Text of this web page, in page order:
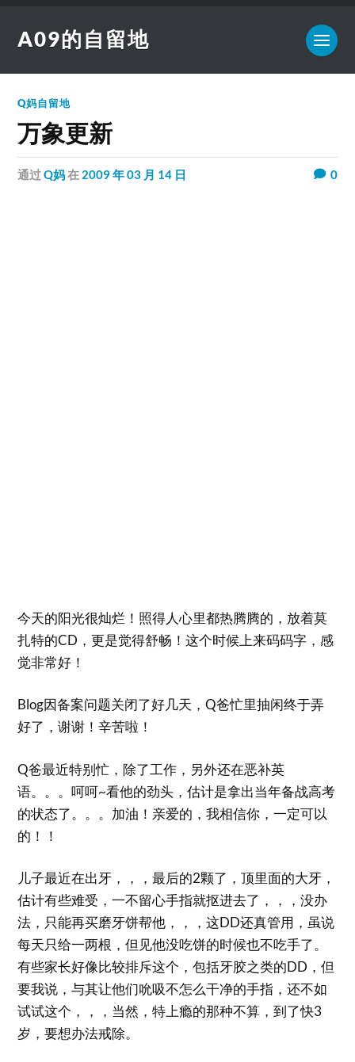
A09的自留地
Q妈自留地
万象更新
通过Q妈在 2009 年 03 月 14 日 0
今天的阳光很灿烂！照得人心里都热腾腾的，放着莫
扎特的CD，更是觉得舒畅！这个时候上来码码字，感
觉非常好！
Blog因备案问题关闭了好几天，Q爸忙里抽闲终于弄
好了，谢谢！辛苦啦！
Q爸最近特别忙，除了工作，另外还在恶补英
语。。。呵呵~看他的劲头，估计是拿出当年备战高考
的状态了。。。加油！亲爱的，我相信你，一定可以
的！！
儿子最近在出牙，，，最后的2颗了，顶里面的大牙，
估计有些难受，一不留心手指就抠进去了，，，没办
法，只能再买磨牙饼帮他，，，这DD还真管用，虽说
每天只给一两根，但见他没吃饼的时候也不吃手了。
有些家长好像比较排斥这个，包括牙胶之类的DD，但
要我说，与其让他们吮吸不怎么干净的手指，还不如
试试这个，，，当然，特上瘾的那种不算，到了快3
岁，要想办法戒除。